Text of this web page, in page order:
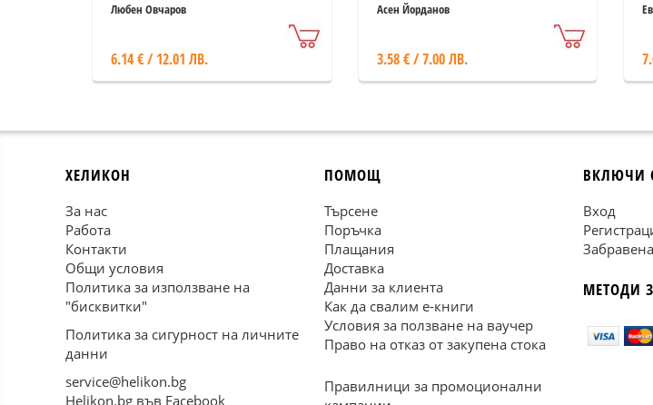
Любен Овчаров
6.14 € / 12.01 ЛВ.
Асен Йорданов
3.58 € / 7.00 ЛВ.
ХЕЛИКОН
За нас
Работа
Контакти
Общи условия
Политика за използване на
"бисквитки"
Политика за сигурност на личните
данни
service@helikon.bg
Helikon.bg във Facebook
ПОМОЩ
Търсене
Поръчка
Плащания
Доставка
Данни за клиента
Как да свалим е-книги
Условия за ползване на ваучер
Право на отказ от закупена стока
Правилници за промоционални
ВКЛЮЧИ
Вход
МЕТОДИ